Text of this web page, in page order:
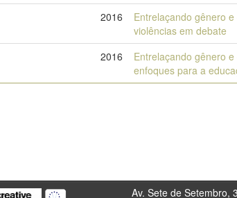
2016
Entrelaçando gênero
violências em debate
2016
Entrelaçando gênero
enfoques para a
Av. Sete de Setembro,